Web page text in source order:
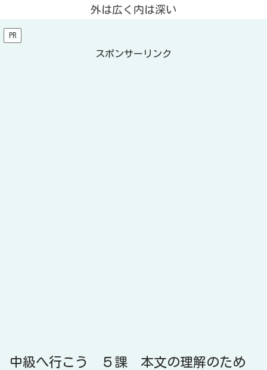
外は広く内は深い
PR
スポンサーリンク
中級へ行こう ５課 本文の理解のため